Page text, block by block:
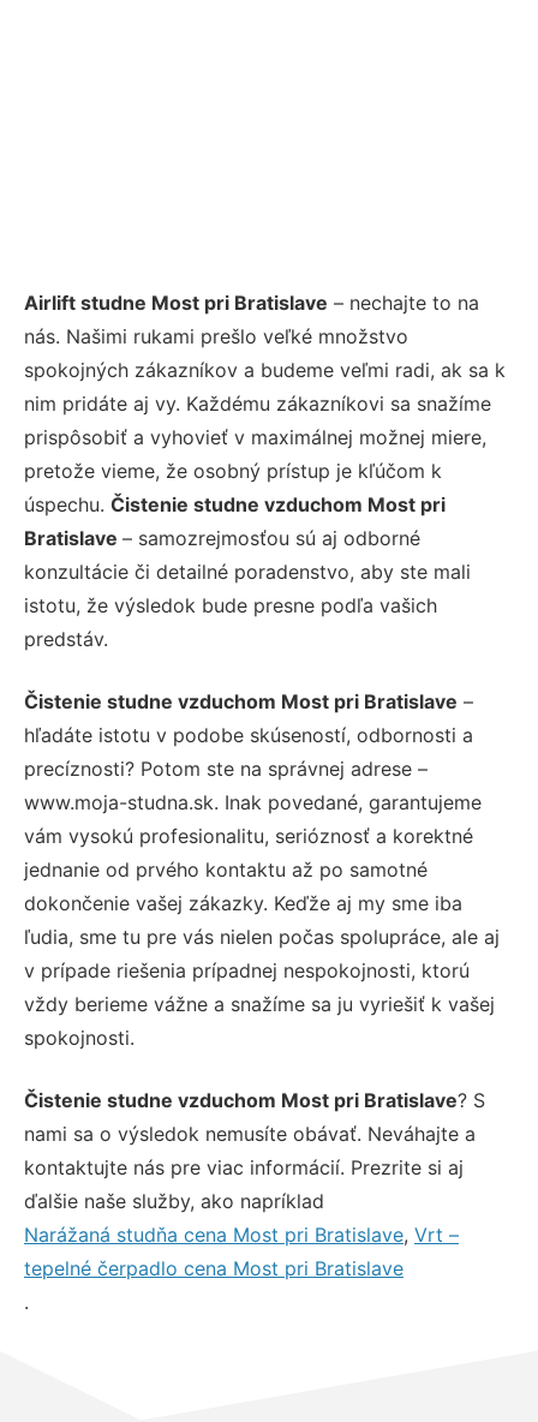
Airlift studne Most pri Bratislave – nechajte to na
nás. Našimi rukami prešlo veľké množstvo
spokojných zákazníkov a budeme veľmi radi, ak sa k
nim pridáte aj vy. Každému zákazníkovi sa snažíme
prispôsobiť a vyhovieť v maximálnej možnej miere,
pretože vieme, že osobný prístup je kľúčom k
úspechu. Čistenie studne vzduchom Most pri
Bratislave – samozrejmosťou sú aj odborné
konzultácie či detailné poradenstvo, aby ste mali
istotu, že výsledok bude presne podľa vašich
predstáv.
Čistenie studne vzduchom Most pri Bratislave –
hľadáte istotu v podobe skúseností, odbornosti a
precíznosti? Potom ste na správnej adrese –
www.moja-studna.sk. Inak povedané, garantujeme
vám vysokú profesionalitu, serióznosť a korektné
jednanie od prvého kontaktu až po samotné
dokončenie vašej zákazky. Keďže aj my sme iba
ľudia, sme tu pre vás nielen počas spolupráce, ale aj
v prípade riešenia prípadnej nespokojnosti, ktorú
vždy berieme vážne a snažíme sa ju vyriešiť k vašej
spokojnosti.
Čistenie studne vzduchom Most pri Bratislave? S
nami sa o výsledok nemusíte obávať. Neváhajte a
kontaktujte nás pre viac informácií. Prezrite si aj
ďalšie naše služby, ako napríklad
Narážaná studňa cena Most pri Bratislave, Vrt –
tepelné čerpadlo cena Most pri Bratislave
.